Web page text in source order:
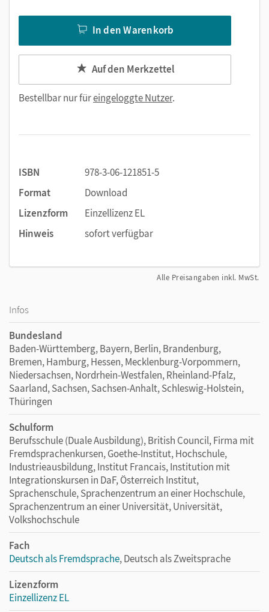
In den Warenkorb
Auf den Merkzettel
Bestellbar nur füreingeloggte Nutzer.
ISBN
978-3-06-121851-5
Format
Download
Lizenzform
Einzellizenz EL
Hinweis
sofort verfügbar
Alle Preisangaben inkl. MwSt.
Infos
Bundesland
Baden-Württemberg, Bayern, Berlin, Brandenburg,
Bremen, Hamburg, Hessen, Mecklenburg-Vorpommern,
Niedersachsen, Nordrhein-Westfalen, Rheinland-Pfalz,
Saarland, Sachsen, Sachsen-Anhalt, Schleswig-Holstein,
Thüringen
Schulform
Berufsschule (Duale Ausbildung), British Council, Firma mit
Fremdsprachenkursen, Goethe-Institut, Hochschule,
Industrieausbildung, Institut Francais, Institution mit
Integrationskursen in DaF, Österreich Institut,
Sprachenschule, Sprachenzentrum an einer Hochschule,
Sprachenzentrum an einer Universität, Universität,
Volkshochschule
Fach
Deutsch als Fremdsprache, Deutsch als Zweitsprache
Lizenzform
Einzellizenz EL